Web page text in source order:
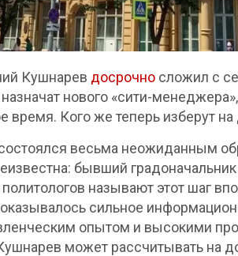
Кушнарев досрочно сложил с
нового «сити-
время. Кого же теперь изберут
весьма неожиданным
бывший
называют этот шаг
сильное
опытом и высокими
может рассчитывать на